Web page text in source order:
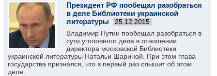
Президент РФ пообещал разобраться
в деле Библиотеки украинской
литературы
25.12.2015
Владимир Путин пообещал разобраться в
сути уголовного дела в отношении
директора московской Библиотеки
украинской литературы Натальи Шариной. При этом глава
государства признался, что в первый раз слышит об этом
деле.